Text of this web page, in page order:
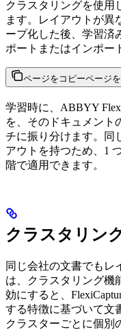
クラスタリングを使用
ます。レイアウトが異
ープ化した後、学習済
ポートまたはインポー
ページをコピーページ
学習時に、ABBYY
を、そのドキュメント
チに振り分けます。同
アウトを持つため、1
階で適用できます。
クラスタリン
同じ会社の文書でもレ
は、クラスタリング機
効にすると、
する特徴に基づいて文
クラスターごとに個別